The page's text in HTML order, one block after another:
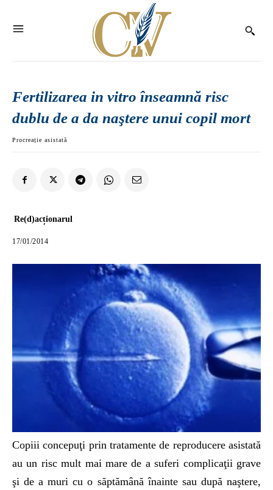
Fertilizarea in vitro înseamnă risc
dublu de a da naştere unui copil mort
Procreație asistată
Re(d)acționarul
17/01/2014
Copiii concepuţi prin tratamente de reproducere asistată
au un risc mult mai mare de a suferi complicaţii grave
şi de a muri cu o săptămână înainte sau după naştere,